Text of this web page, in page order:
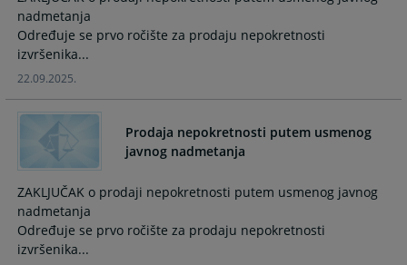
nadmetanja
Određuje se prvo ročište za prodaju nepokretnosti
izvršenika...
22.09.2025.
Prodaja nepokretnosti putem usmenog
javnog nadmetanja
ZAKLJUČAK o prodaji nepokretnosti putem usmenog javnog
nadmetanja
Određuje se prvo ročište za prodaju nepokretnosti
izvršenika...